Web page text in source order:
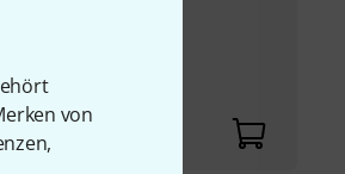
von